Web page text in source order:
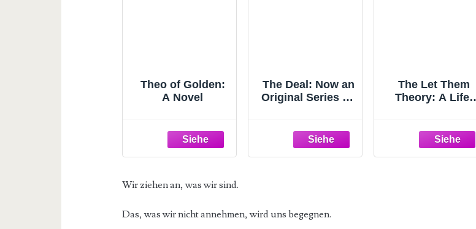
Theo of Golden:
A Novel
The Deal: Now an
Original Series on
The Let Them
Theory: A Life-
People Can't Stop
Talking About
Wir ziehen an, was wir sind.
Das, was wir nicht annehmen, wird uns begegnen.